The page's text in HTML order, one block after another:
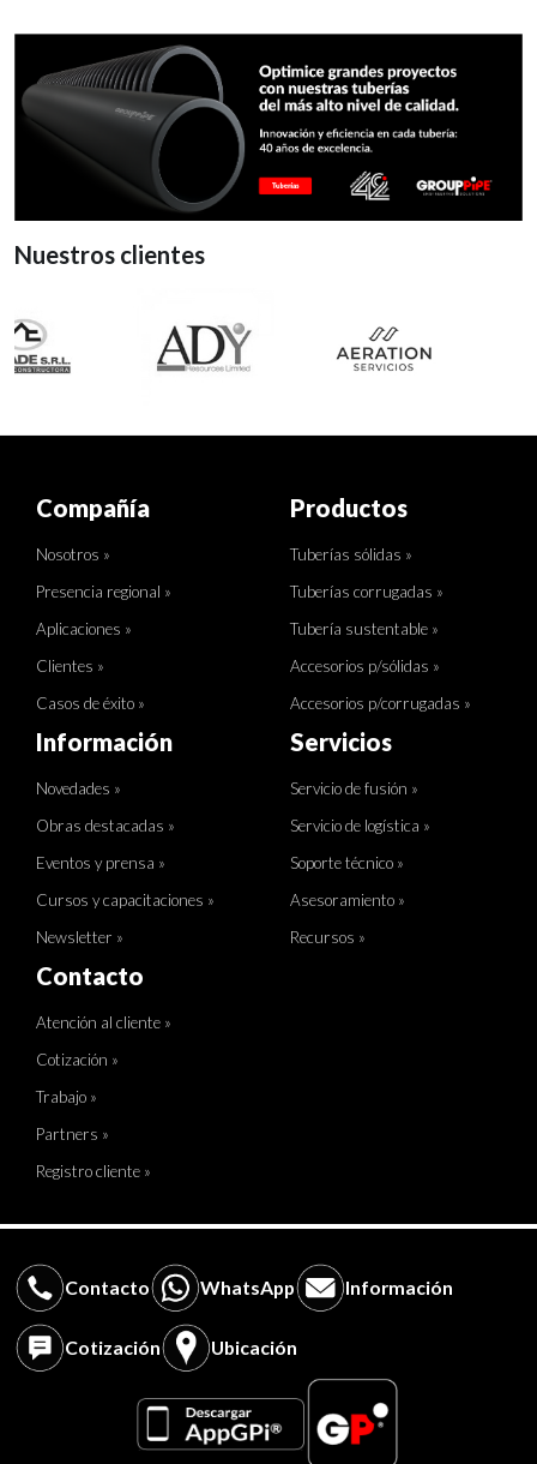
Nuestros clientes
Compañía
Nosotros »
Presencia regional »
Aplicaciones »
Clientes »
Casos de éxito »
Productos
Tuberías sólidas »
Tuberías corrugadas »
Tubería sustentable »
Accesorios p/sólidas »
Accesorios p/corrugadas »
Información
Novedades »
Obras destacadas »
Eventos y prensa »
Cursos y capacitaciones »
Newsletter »
Servicios
Servicio de fusión »
Servicio de logística »
Soporte técnico »
Asesoramiento »
Recursos »
Contacto
Atención al cliente »
Cotización »
Trabajo »
Partners »
Registro cliente »
Contacto WhatsApp Información
Cotización Ubicación